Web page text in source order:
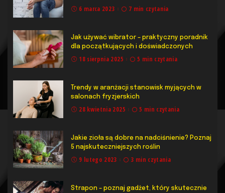
6 marca 2023 7 min czytania
Jak używać wibrator – praktyczny poradnik
dla początkujących i doświadczonych
18 sierpnia 2025 5 min czytania
Trendy w aranżacji stanowisk myjących w
salonach fryzjerskich
28 kwietnia 2025 5 min czytania
Jakie zioła są dobre na nadciśnienie? Poznaj
5 najskuteczniejszych roślin
9 lutego 2023 3 min czytania
Strapon – poznaj gadżet, który skutecznie